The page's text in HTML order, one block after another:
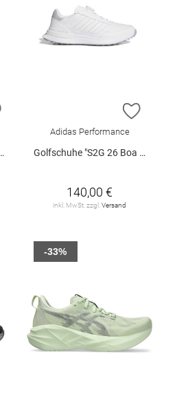
ZUR WUNSCHLISTE HINZUFÜGEN
ZUR
Adidas Performance
Golfschuhe "S2G 26 Boa Spikeless"
140,00 €
inkl. MwSt. zzgl. Versand
-33%